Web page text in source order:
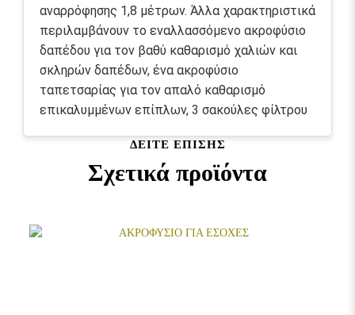
αναρρόφησης 1,8 μέτρων. Άλλα χαρακτηριστικά
περιλαμβάνουν το εναλλασσόμενο ακροφύσιο
δαπέδου για τον βαθύ καθαρισμό χαλιών και
σκληρών δαπέδων, ένα ακροφύσιο
ταπετσαρίας για τον απαλό καθαρισμό
επικαλυμμένων επίπλων, 3 σακούλες φίλτρου
μηχανήματος, πρακτική λειτουργία φυσητήρα,
περιστροφικός διακόπτης για την
ενεργοποίηση και απενεργοποίηση του
Push" για το απλό άνοιγμα και κλείσιμο του
ΔΕΊΤΕ ΕΠΊΣΗΣ
Σχετικά προϊόντα